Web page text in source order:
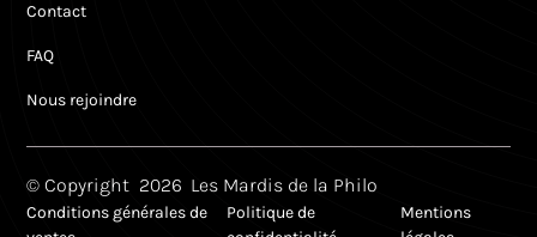
Contact
FAQ
Nous rejoindre
© Copyright 2026 Les Mardis de la Philo
Conditions générales de
Politique de
Mentions